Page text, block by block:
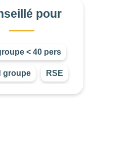
pour
< 40 pers
groupe RSE